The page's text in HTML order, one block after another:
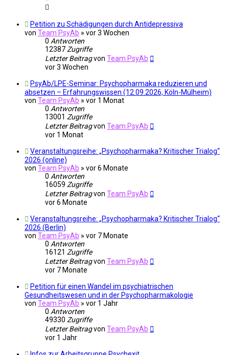
Petition zu Schädigungen durch Antidepressiva
von Team PsyAb » vor 3 Wochen
0 Antworten
12387 Zugriffe
Letzter Beitragvon Team PsyAb
vor 3 Wochen
PsyAb/LPE-Seminar: Psychopharmaka reduzieren und
absetzen – Erfahrungswissen (12.09.2026, Köln-Mülheim)
von Team PsyAb » vor 1 Monat
0 Antworten
13001 Zugriffe
Letzter Beitragvon Team PsyAb
vor 1 Monat
Veranstaltungsreihe: „Psychopharmaka? Kritischer Trialog“
2026 (online)
von Team PsyAb » vor 6 Monate
0 Antworten
16059 Zugriffe
Letzter Beitragvon Team PsyAb
vor 6 Monate
Veranstaltungsreihe: „Psychopharmaka? Kritischer Trialog“
2026 (Berlin)
von Team PsyAb » vor 7 Monate
0 Antworten
16121 Zugriffe
Letzter Beitragvon Team PsyAb
vor 7 Monate
Petition für einen Wandel im psychiatrischen
Gesundheitswesen und in der Psychopharmakologie
von Team PsyAb » vor 1 Jahr
0 Antworten
49330 Zugriffe
Letzter Beitragvon Team PsyAb
vor 1 Jahr